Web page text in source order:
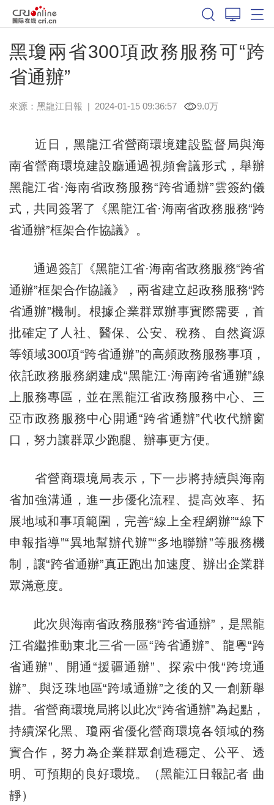
黑瓊兩省300項政務服務可“跨
省通辦”
來源： 黑龍江日報 | 2024-01-15 09:36:57 9.0万
近日，黑龍江省營商環境建設監督局與海
南省營商環境建設廳通過視頻會議形式，舉辦
黑龍江省·海南省政務服務“跨省通辦”雲簽約儀
式，共同簽署了《黑龍江省·海南省政務服務“跨
省通辦”框架合作協議》。
通過簽訂《黑龍江省·海南省政務服務“跨省
通辦”框架合作協議》，兩省建立起政務服務“跨
省通辦”機制。根據企業群眾辦事實際需要，首
批確定了人社、醫保、公安、稅務、自然資源
等領域300項“跨省通辦”的高頻政務服務事項，
依託政務服務網建成“黑龍江·海南跨省通辦”線
上服務專區，並在黑龍江省政務服務中心、三
亞市政務服務中心開通“跨省通辦”代收代辦窗
口，努力讓群眾少跑腿、辦事更方便。
省營商環境局表示，下一步將持續與海南
省加強溝通，進一步優化流程、提高效率、拓
展地域和事項範圍，完善“線上全程網辦”“線下
申報指導”“異地幫辦代辦”“多地聯辦”等服務機
制，讓“跨省通辦”真正跑出加速度、辦出企業群
眾滿意度。
此次與海南省政務服務“跨省通辦”，是黑龍
江省繼推動東北三省一區“跨省通辦”、龍粵“跨
省通辦”、開通“援疆通辦”、探索中俄“跨境通
辦”、與泛珠地區“跨域通辦”之後的又一創新舉
措。省營商環境局將以此次“跨省通辦”為起點，
持續深化黑、瓊兩省優化營商環境各領域的務
實合作，努力為企業群眾創造穩定、公平、透
明、可預期的良好環境。（黑龍江日報記者 曲
靜）